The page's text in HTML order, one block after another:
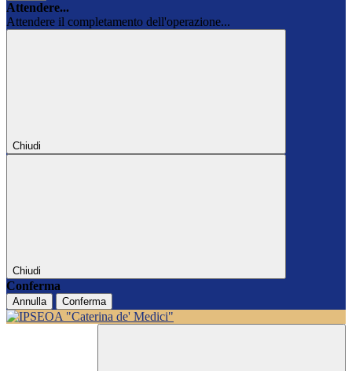
Attendere...
Attendere il completamento dell'operazione...
Chiudi
Chiudi
Conferma
Annulla Conferma